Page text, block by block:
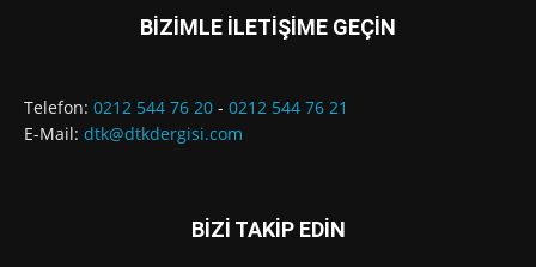
BİZİMLE İLETİŞİME GEÇİN
Telefon: 0212 544 76 20 - 0212 544 76 21
E-Mail: dtk@dtkdergisi.com
BİZİ TAKİP EDİN